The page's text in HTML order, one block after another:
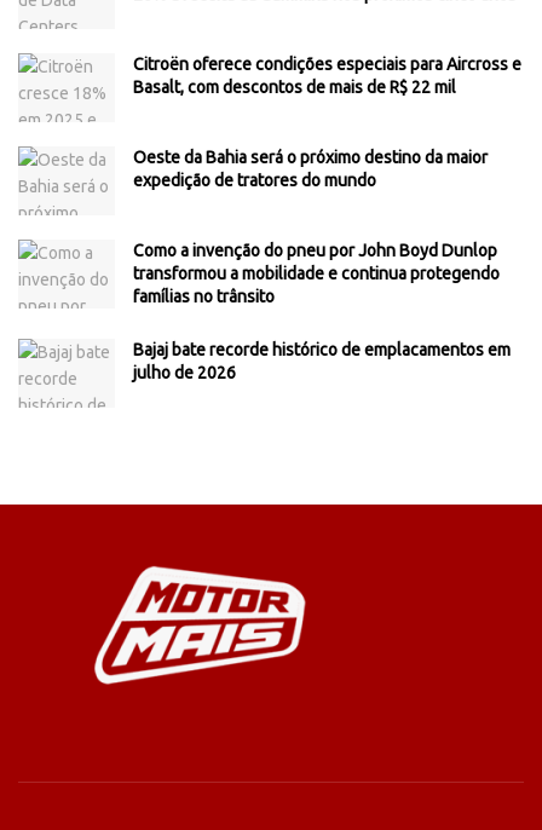
Citroën oferece condições especiais para Aircross e
Basalt, com descontos de mais de R$ 22 mil
Oeste da Bahia será o próximo destino da maior
expedição de tratores do mundo
Como a invenção do pneu por John Boyd Dunlop
transformou a mobilidade e continua protegendo
famílias no trânsito
Bajaj bate recorde histórico de emplacamentos em
julho de 2026